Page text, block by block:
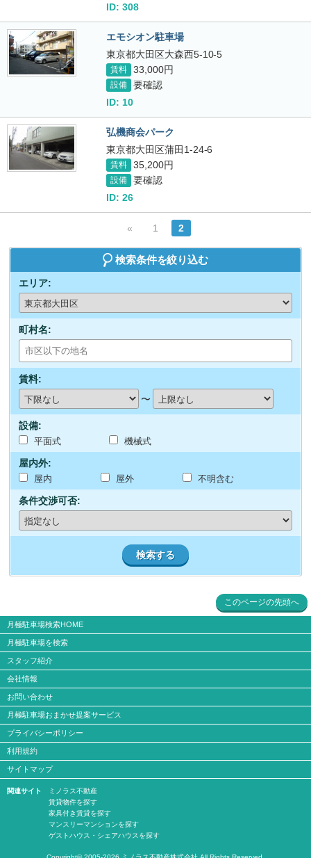
ID: 308
エモシオン駐車場
東京都大田区大森西5-10-5
賃料 33,000円
設備
要確認
ID: 10
弘機商会パーク
東京都大田区蒲田1-24-6
賃料 35,200円
設備
要確認
ID: 26
« 1 2
検索条件を絞り込む
エリア:
町村名:
賃料:
〜
設備:
平面式 機械式
屋内外:
屋内 屋外 不明含む
条件交渉可否:
検索する
このページの先頭へ
月極駐車場検索HOME
月極駐車場を検索
スタッフ紹介
会社情報
お問い合わせ
月極駐車場おまかせ提案サービス
プライバシーポリシー
利用規約
サイトマップ
関連サイト
ミノラス不動産
賃貸物件を探す
家具付き賃貸を探す
マンスリーマンションを探す
ゲストハウス・シェアハウスを探す